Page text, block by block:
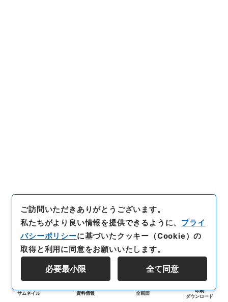
サムネイル 資料情報 全画面
印刷
ダウンロード
ご訪問いただきありがとうございます。
私たちがより良い情報を提供できるように、 プライ
バシーポリシーに基づいたクッキー（Cookie）の
取得と利用に同意をお願いいたします。
必要最小限 全て同意